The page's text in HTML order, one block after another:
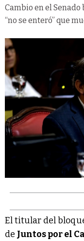
Cambio en el
“no se enteró” que
El titular del
de Juntos por el